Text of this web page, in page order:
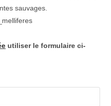
sauvages.
utiliser le formulaire ci-